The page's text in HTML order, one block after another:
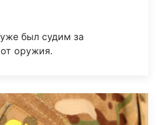
был судим за
оружия.